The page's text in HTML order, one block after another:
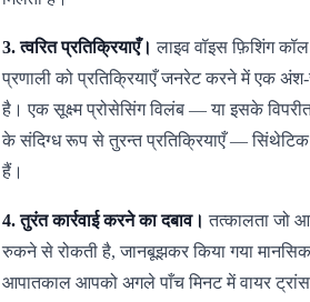
3. त्वरित प्रतिक्रियाएँ। लाइव वॉइस फ़िशिंग
प्रणाली को प्रतिक्रियाएँ जनरेट करने में एक
है। एक सूक्ष्म प्रोसेसिंग विलंब — या इसके
के संदिग्ध रूप से तुरन्त प्रतिक्रियाएँ —
हैं।
4. तुरंत कार्रवाई करने का दबाव। तत्कालता जो
रुकने से रोकती है, जानबूझकर किया गया
आपातकाल आपको अगले पाँच मिनट में वायर